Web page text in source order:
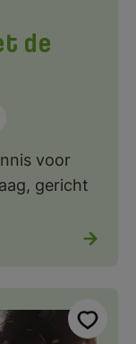
de
voor
gericht